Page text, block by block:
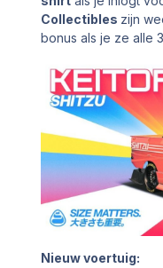
Collectibles zijn
bonus als je ze alle
Nieuw voertuig: